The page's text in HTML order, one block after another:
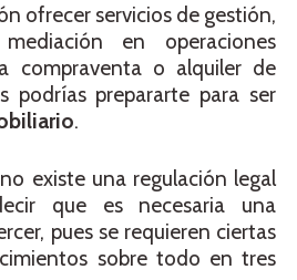
ofrecer servicios de gestión,
en operaciones
compraventa o alquiler de
podrías prepararte para ser
.
existe una regulación legal
que es necesaria una
pues se requieren ciertas
sobre todo en tres